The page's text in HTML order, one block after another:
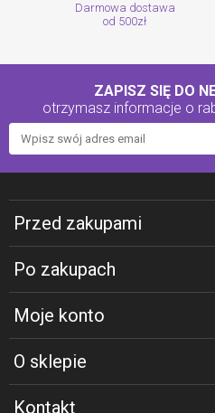
Darmowa dostawa
od 500zł
ZAPISZ SIĘ DO
otrzymasz informacje o
Przed zakupami
Po zakupach
Moje konto
O sklepie
Kontakt